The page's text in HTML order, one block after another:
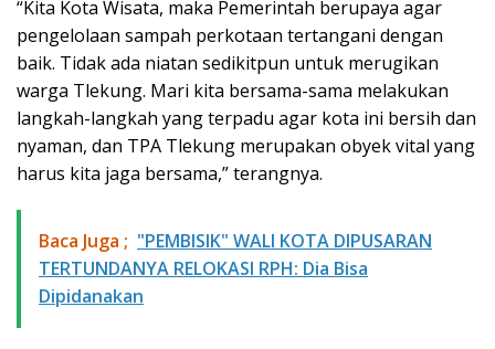
“Kita Kota Wisata, maka Pemerintah berupaya agar
pengelolaan sampah perkotaan tertangani dengan
baik. Tidak ada niatan sedikitpun untuk merugikan
warga Tlekung. Mari kita bersama-sama melakukan
langkah-langkah yang terpadu agar kota ini bersih dan
nyaman, dan TPA Tlekung merupakan obyek vital yang
harus kita jaga bersama,” terangnya.
Baca Juga ; "PEMBISIK" WALI KOTA DIPUSARAN
TERTUNDANYA RELOKASI RPH: Dia Bisa
Dipidanakan